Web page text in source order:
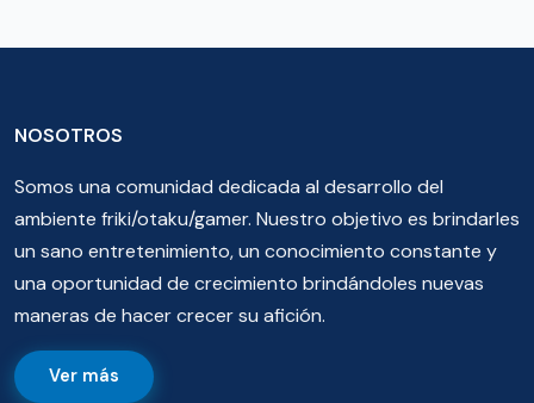
NOSOTROS
Somos una comunidad dedicada al desarrollo del
ambiente friki/otaku/gamer. Nuestro objetivo es brindarles
un sano entretenimiento, un conocimiento constante y
una oportunidad de crecimiento brindándoles nuevas
maneras de hacer crecer su afición.
Ver más